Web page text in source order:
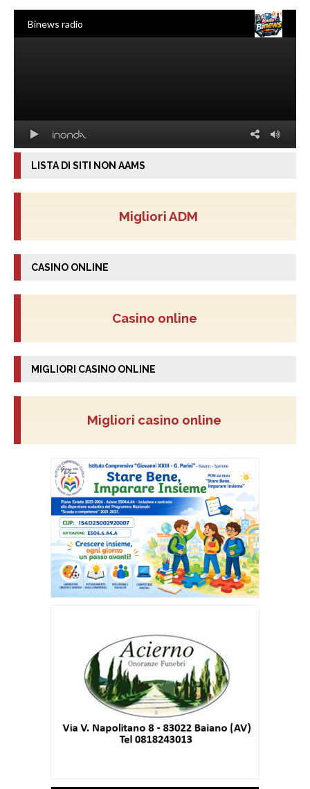
LISTA DI SITI NON AAMS
Migliori ADM
CASINO ONLINE
Casino online
MIGLIORI CASINO ONLINE
Migliori casino online